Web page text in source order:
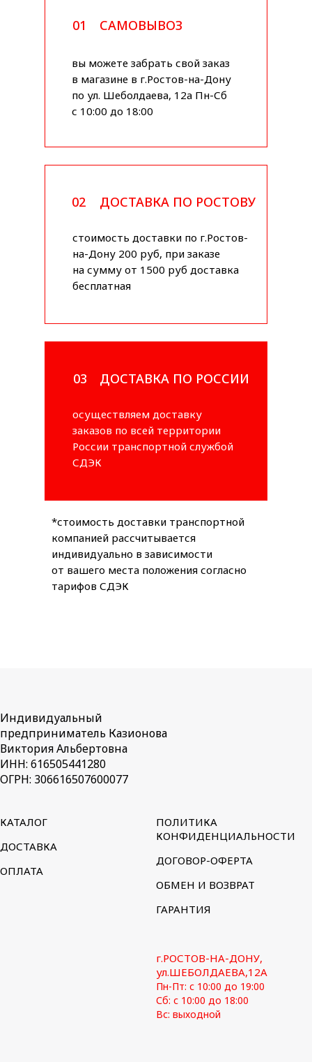
САМОВЫВОЗ
01
вы можете забрать свой заказ
в магазине в г.Ростов-на-Дону
по ул. Шеболдаева, 12а Пн-Сб
с 10:00 до 18:00
ДОСТАВКА ПО РОСТОВУ
02
стоимость доставки по г.Ростов-
на-Дону 200 руб, при заказе
на сумму от 1500 руб доставка
бесплатная
ДОСТАВКА ПО РОССИИ
03
осуществляем доставку
заказов по всей территории
России транспортной службой
СДЭК
*стоимость доставки транспортной
компанией рассчитывается
индивидуально в зависимости
от вашего места положения согласно
тарифов СДЭК
Индивидуальный
предприниматель Казионова
Виктория Альбертовна
ИНН: 616505441280
ОГРН: 306616507600077
КАТАЛОГ
ДОСТАВКА
ОПЛАТА
ПОЛИТИКА
КОНФИДЕНЦИАЛЬНОСТИ
ДОГОВОР-ОФЕРТА
ОБМЕН И ВОЗВРАТ
ГАРАНТИЯ
г.РОСТОВ-НА-ДОНУ,
ул.ШЕБОЛДАЕВА,12А
Пн-Пт: с 10:00 до 19:00
Сб: с 10:00 до 18:00
Вс: выходной